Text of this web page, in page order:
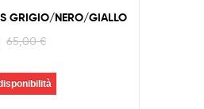
GRIGIO/NERO/GIALLO
65,00€